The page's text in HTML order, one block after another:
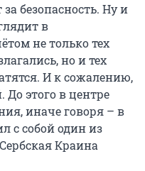
безопасность. Ну и
в
не только тех
но и тех
И к сожалению,
До этого в центре
иначе говоря – в
с собой один из
Краина